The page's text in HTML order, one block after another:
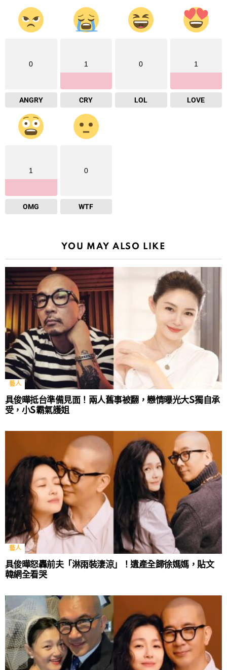
0
ANGRY
1
CRY
0
LOL
1
LOVE
1
OMG
0
WTF
YOU MAY ALSO LIKE
藝人
具俊曄抵台準備見面！兩人舊事被翻，戀情曝光大S獨自承
受，小S霸氣護姐
藝人
具俊曄怒轟前夫「淋雨裝淒涼」！遺產全歸徐媽媽，貼文
韓網全看哭